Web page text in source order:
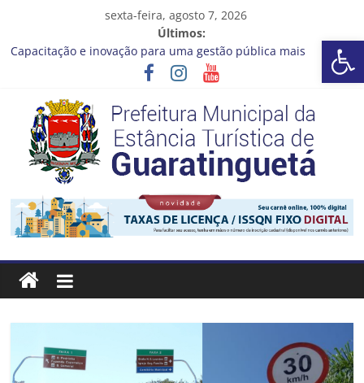
Barra de Ferramentas Aberta
sexta-feira, agosto 7, 2026
Últimos:
Capacitação e inovação para uma gestão pública mais
Seu próximo emprego pode estar mais perto do que você
imagina
Novo curso no Qualifica Guará
Prefeitura de Guaratinguetá divulga novo cronograma dos
editais da PNAB
Guaratinguetá realizará ação de vacinação contra a Febre
Amarela na região da Rocinha
Prefeitura
Estância
Turística
Guaratinguetá
Prefeitura